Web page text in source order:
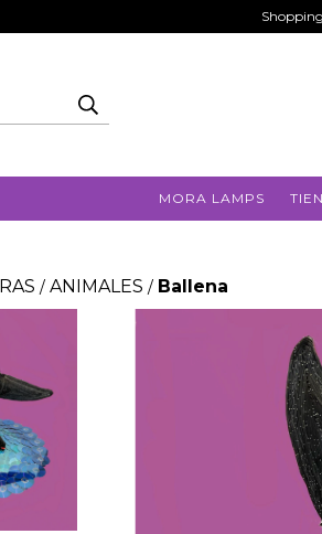
MORA LAMPS
/ ANIMALES / Ballena